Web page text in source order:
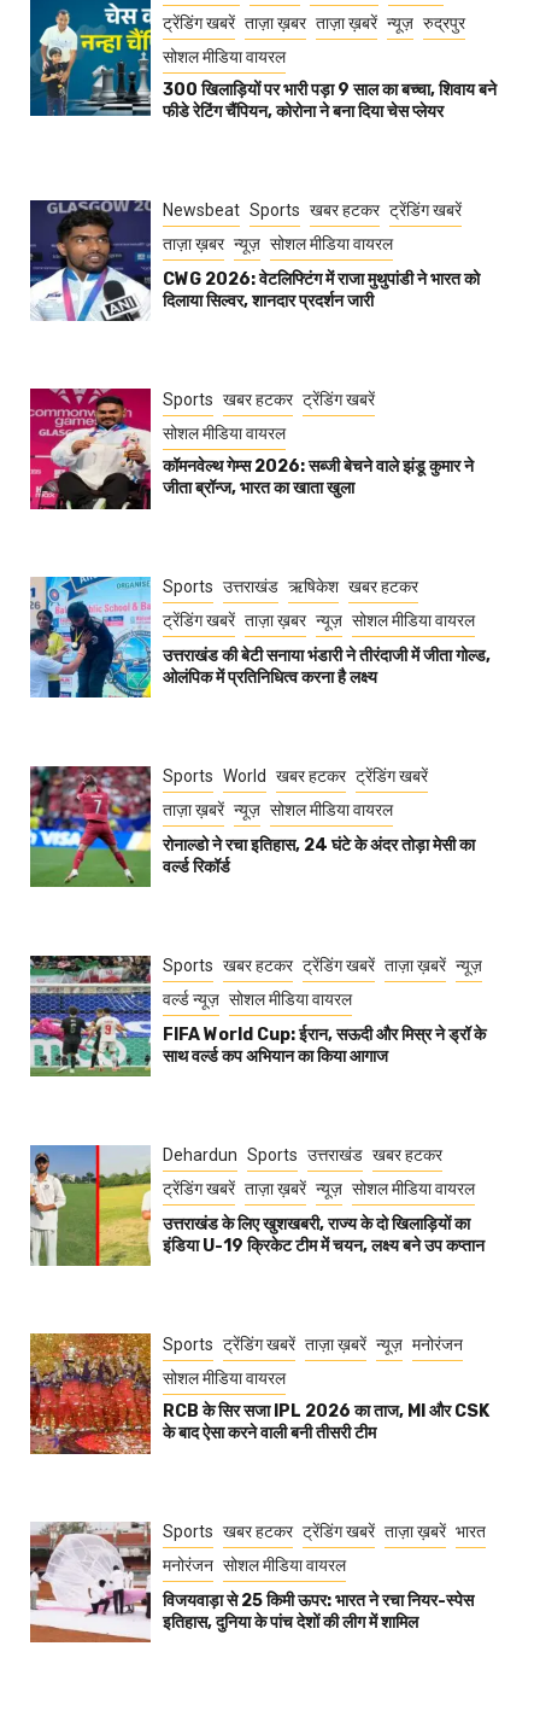
ट्रेंडिंग खबरें ताज़ा ख़बर ताज़ा ख़बरें न्यूज़ रुद्रपुर
सोशल मीडिया वायरल
300 खिलाड़ियों पर भारी पड़ा 9 साल का बच्चा, शिवाय बने
फीडे रेटिंग चैंपियन, कोरोना ने बना दिया चेस प्लेयर
Newsbeat Sports खबर हटकर ट्रेंडिंग खबरें
ताज़ा ख़बर न्यूज़ सोशल मीडिया वायरल
CWG 2026: वेटलिफ्टिंग में राजा मुथुपांडी ने भारत को
दिलाया सिल्वर, शानदार प्रदर्शन जारी
Sports खबर हटकर ट्रेंडिंग खबरें
सोशल मीडिया वायरल
कॉमनवेल्थ गेम्स 2026: सब्जी बेचने वाले झंडू कुमार ने
जीता ब्रॉन्ज, भारत का खाता खुला
Sports उत्तराखंड ऋषिकेश खबर हटकर
ट्रेंडिंग खबरें ताज़ा ख़बर न्यूज़ सोशल मीडिया वायरल
उत्तराखंड की बेटी सनाया भंडारी ने तीरंदाजी में जीता गोल्ड,
ओलंपिक में प्रतिनिधित्व करना है लक्ष्य
Sports World खबर हटकर ट्रेंडिंग खबरें
ताज़ा ख़बरें न्यूज़ सोशल मीडिया वायरल
रोनाल्डो ने रचा इतिहास, 24 घंटे के अंदर तोड़ा मेसी का
वर्ल्ड रिकॉर्ड
Sports खबर हटकर ट्रेंडिंग खबरें ताज़ा ख़बरें न्यूज़
वर्ल्ड न्यूज़ सोशल मीडिया वायरल
FIFA World Cup: ईरान, सऊदी और मिस्र ने ड्रॉ के
साथ वर्ल्ड कप अभियान का किया आगाज
Dehardun Sports उत्तराखंड खबर हटकर
ट्रेंडिंग खबरें ताज़ा ख़बरें न्यूज़ सोशल मीडिया वायरल
उत्तराखंड के लिए खुशखबरी, राज्य के दो खिलाड़ियों का
इंडिया U-19 क्रिकेट टीम में चयन, लक्ष्य बने उप कप्तान
Sports ट्रेंडिंग खबरें ताज़ा ख़बरें न्यूज़ मनोरंजन
सोशल मीडिया वायरल
RCB के सिर सजा IPL 2026 का ताज, MI और CSK
के बाद ऐसा करने वाली बनी तीसरी टीम
Sports खबर हटकर ट्रेंडिंग खबरें ताज़ा ख़बरें भारत
मनोरंजन सोशल मीडिया वायरल
विजयवाड़ा से 25 किमी ऊपर: भारत ने रचा नियर-स्पेस
इतिहास, दुनिया के पांच देशों की लीग में शामिल